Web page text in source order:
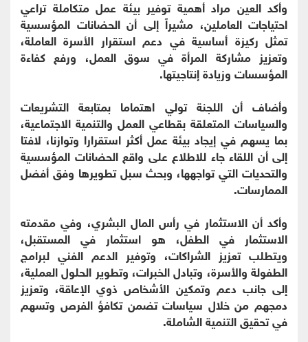
وأكد العين مراد أهمية توفير بيئة عمل متكاملة تراعي
احتياجات العاملين، مشيراً إلى أن الحضانات المؤسسية
تمثل ركيزة أساسية في دعم استقرار الأسرة العاملة،
وتعزيز مشاركة المرأة في سوق العمل، ورفع كفاءة
المؤسسات وزيادة إنتاجيتها.
وأضاف أن اللجنة تولي اهتماما بمتابعة التشريعات
والسياسات المتعلقة بقطاعي العمل والتنمية الاجتماعية،
بما يسهم في إيجاد بيئة عمل أكثر استقرارا وتوازنا، لافتا
إلى أن اللقاء جاء للاطلاع على واقع الحضانات المؤسسية
والتحديات التي تواجهها، وبحث سبل تطويرها وفق أفضل
الممارسات.
وأكد أن الاستثمار في رأس المال البشري، وفي مقدمته
الاستثمار في الطفل، هو استثمار في المستقبل،
ويتطلب تعزيز الشراكات، وتوفير الدعم الفني لبرامج
الطفولة والأسرة، وتبادل الخبرات، وتطوير الحلول العملية،
إلى جانب دعم وتمكين الأشخاص ذوي الإعاقة، وتعزيز
دمجهم من خلال سياسات تضمن تكافؤ الفرص وتسهم
في تحقيق التنمية الشاملة.